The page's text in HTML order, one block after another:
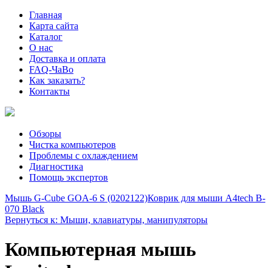
Главная
Карта сайта
Каталог
О нас
Доставка и оплата
FAQ-ЧаВо
Как заказать?
Контакты
Обзоры
Чистка компьютеров
Проблемы с охлаждением
Диагностика
Помощь экспертов
Мышь G-Cube GOA-6 S (0202122)Коврик для мыши A4tech B-
070 Black
Вернуться к: Мыши, клавиатуры, манипуляторы
Компьютерная мышь